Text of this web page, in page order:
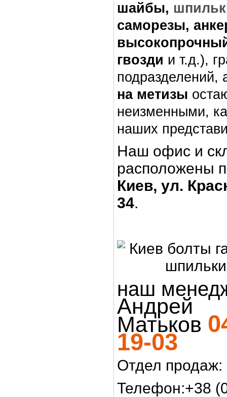
шайбы,
саморезы,
гвозди и т.д.),
подразделений,
на метизы
неизменными,
наших
Наш офис и
расположены
Киев, ул.
34.
наш
Андрей
Матьков
19-03
Отдел продаж:
Телефон:+38